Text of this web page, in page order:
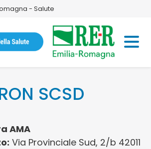
- Salute
SCSD
AMA
Via Provinciale Sud, 2/b 42011